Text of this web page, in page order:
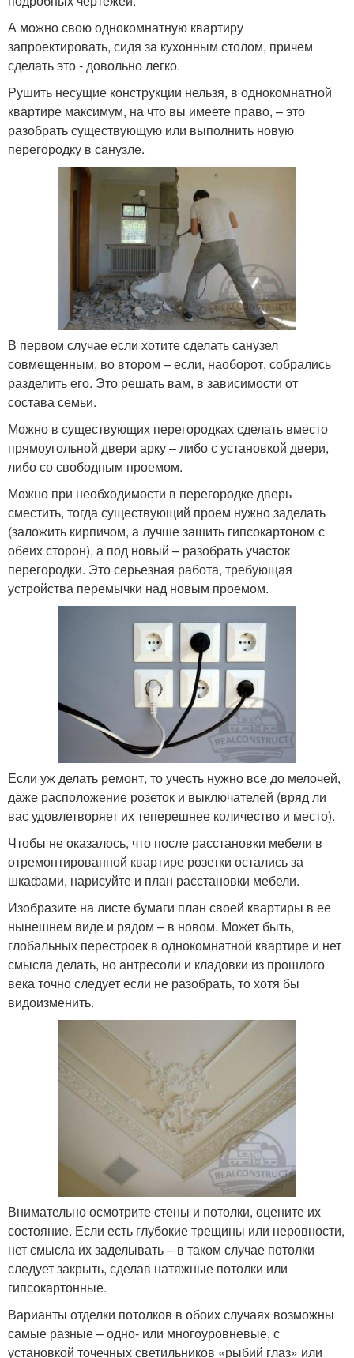
А можно свою однокомнатную квартиру
запроектировать, сидя за кухонным столом, причем
сделать это - довольно легко.
Рушить несущие конструкции нельзя, в однокомнатной
квартире максимум, на что вы имеете право, – это
разобрать существующую или выполнить новую
перегородку в санузле.
В первом случае если хотите сделать санузел
совмещенным, во втором – если, наоборот, собрались
разделить его. Это решать вам, в зависимости от
состава семьи.
Можно в существующих перегородках сделать вместо
прямоугольной двери арку – либо с установкой двери,
либо со свободным проемом.
Можно при необходимости в перегородке дверь
сместить, тогда существующий проем нужно заделать
(заложить кирпичом, а лучше зашить гипсокартоном с
обеих сторон), а под новый – разобрать участок
перегородки. Это серьезная работа, требующая
устройства перемычки над новым проемом.
Если уж делать ремонт, то учесть нужно все до мелочей,
даже расположение розеток и выключателей (вряд ли
вас удовлетворяет их теперешнее количество и место).
Чтобы не оказалось, что после расстановки мебели в
отремонтированной квартире розетки остались за
шкафами, нарисуйте и план расстановки мебели.
Изобразите на листе бумаги план своей квартиры в ее
нынешнем виде и рядом – в новом. Может быть,
глобальных перестроек в однокомнатной квартире и нет
смысла делать, но антресоли и кладовки из прошлого
века точно следует если не разобрать, то хотя бы
видоизменить.
Внимательно осмотрите стены и потолки, оцените их
состояние. Если есть глубокие трещины или неровности,
нет смысла их заделывать – в таком случае потолки
следует закрыть, сделав натяжные потолки или
гипсокартонные.
Варианты отделки потолков в обоих случаях возможны
самые разные – одно- или многоуровневые, с
установкой точечных светильников «рыбий глаз» или